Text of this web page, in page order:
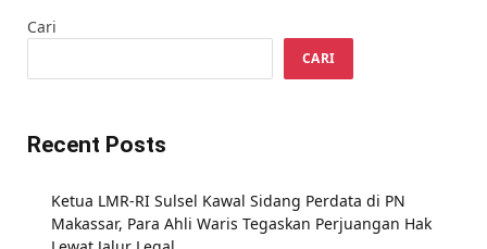
Cari
CARI
Recent Posts
Ketua LMR-RI Sulsel Kawal Sidang Perdata di PN
Makassar, Para Ahli Waris Tegaskan Perjuangan Hak